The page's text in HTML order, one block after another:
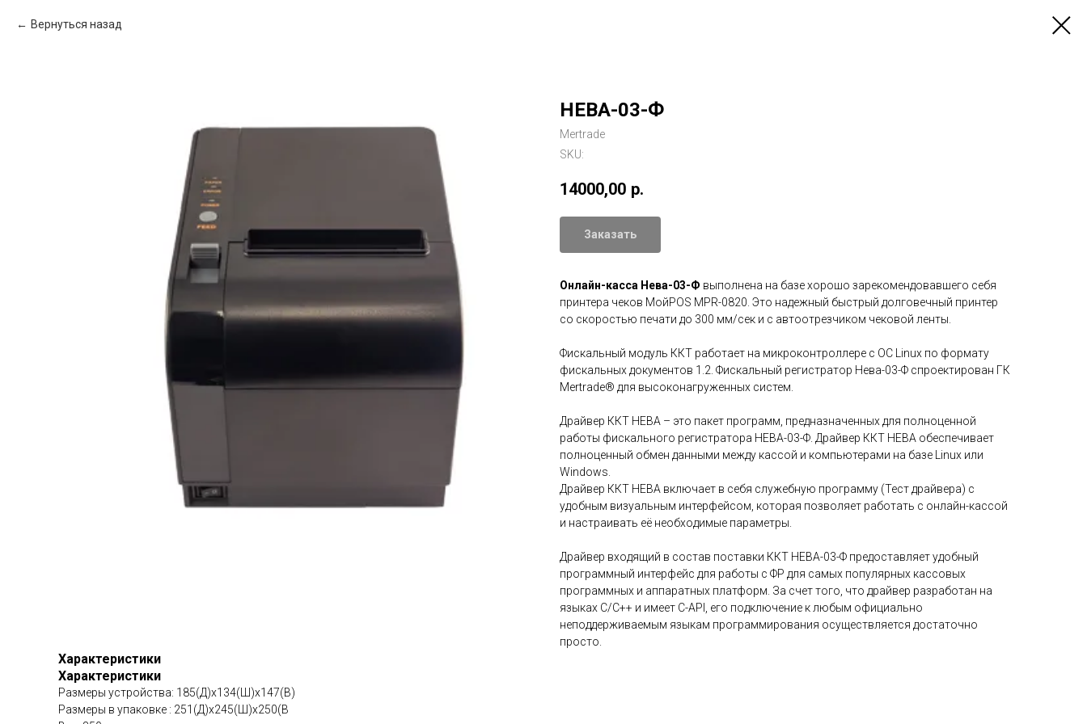
Вернуться назад
НЕВА-03-Ф
Mertrade
SKU:
14000,00 р.
Заказать
Онлайн-касса Нева-03-Ф выполнена на базе хорошо зарекомендовавшего себя
принтера чеков МойPOS MPR-0820. Это надежный быстрый долговечный принтер
со скоростью печати до 300 мм/сек и с автоотрезчиком чековой ленты.
Фискальный модуль ККТ работает на микроконтроллере с OC Linux по формату
фискальных документов 1.2. Фискальный регистратор Нева-03-Ф спроектирован ГК
Mertrade® для высоконагруженных систем.
Драйвер ККТ НЕВА – это пакет программ, предназначенных для полноценной
работы фискального регистратора НЕВА-03-Ф. Драйвер ККТ НЕВА обеспечивает
полноценный обмен данными между кассой и компьютерами на базе Linux или
Windows.
Драйвер ККТ НЕВА включает в себя служебную программу (Тест драйвера) с
удобным визуальным интерфейсом, которая позволяет работать с онлайн-кассой
и настраивать её необходимые параметры.
Драйвер входящий в состав поставки ККТ НЕВА-03-Ф предоставляет удобный
программный интерфейс для работы с ФР для самых популярных кассовых
программных и аппаратных платформ. За счет того, что драйвер разработан на
языках C/С++ и имеет C-API, его подключение к любым официально
неподдерживаемым языкам программирования осуществляется достаточно
просто.
Характеристики
Характеристики
Размеры устройства: 185(Д)x134(Ш)x147(В)
Размеры в упаковке : 251(Д)x245(Ш)x250(В